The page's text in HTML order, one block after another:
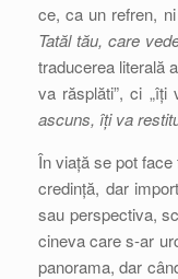
ce, ca un refren,
Tatăl tău, care
traducerea literală
va răsplăti”, ci „îți
ascuns, îți va
În viață se pot
credință, dar
sau perspectiva,
cineva care s-ar
panorama, dar